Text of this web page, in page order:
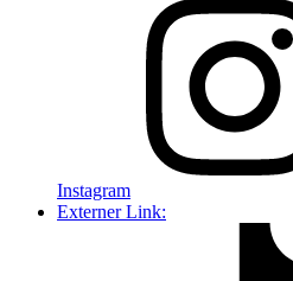
Instagram
Externer Link: